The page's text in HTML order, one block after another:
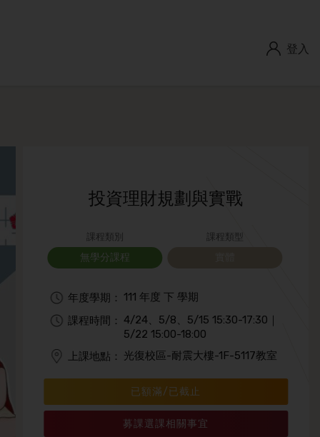
登入
投資理財規劃與實戰
課程類別
無學分課程
課程類型
年度學期：
111 年度 下 學期
課程時間： 4/24、5/8、5/15 15:30-17:30｜
5/22 15:00-18:00
上課地點：
光復校區-耐震大樓-1F-5117教室
已額滿/已截止
募課選課相關事宜